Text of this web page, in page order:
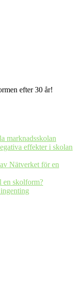
efter 30 år!
marknadsskolan
effekter i skolan
Nätverket för en
en skolform?